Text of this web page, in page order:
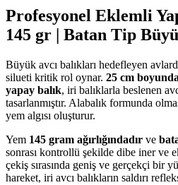
Profesyonel Eklemli
145 gr | Batan Tip
Büyük avcı balıkları hedefleyen
silueti kritik rol oynar. 25 cm
yapay balık, iri balıklarla beslenen
tasarlanmıştır. Alabalık formunda
yem algısı oluşturur.
Yem 145 gram ağırlığındadır ve
sonrası kontrollü şekilde dibe iner ve
çekiş sırasında geniş ve gerçekçi bir
hareket, iri avcı balıkların saldırı